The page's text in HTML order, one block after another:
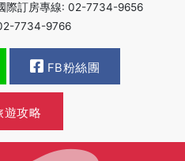
際訂房專線: 02-7734-9656
7734-9766
FB粉絲團
遊攻略